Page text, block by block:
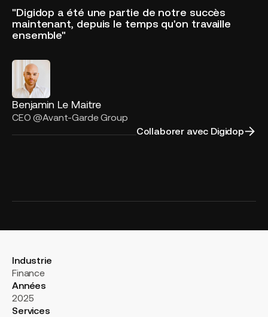
"Digidop a été une partie de notre succès
maintenant, depuis le temps qu'on travaille
ensemble"
Benjamin Le Maitre
CEO @Avant-Garde Group
Collaborer avec Digidop
Industrie
Finance
Années
2025
Services